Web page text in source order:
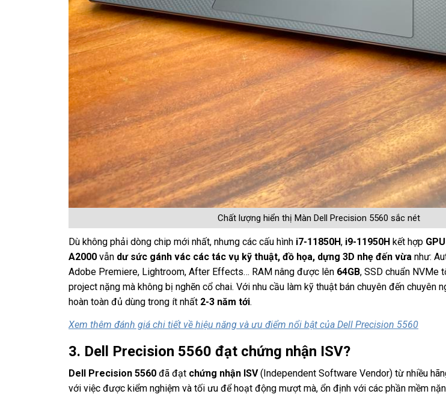
Chất lượng hiển thị Màn Dell Precision 5560 sắc nét
Dù không phải dòng chip mới nhất, nhưng các cấu hình i7-11850H, i9-11950H kết hợp
A2000 vẫn dư sức gánh vác các tác vụ kỹ thuật, đồ họa, dựng 3D nhẹ đến vừa như:
Adobe Premiere, Lightroom, After Effects… RAM nâng được lên 64GB, SSD chuẩn NVMe
project nặng mà không bị nghẽn cổ chai. Với nhu cầu làm kỹ thuật bán chuyên đến chuyên
hoàn toàn đủ dùng trong ít nhất 2-3 năm tới.
Xem thêm đánh giá chi tiết về hiệu năng và ưu điểm nổi bật của Dell Precision 5560
3. Dell Precision 5560 đạt chứng nhận ISV?
Dell Precision 5560 đã đạt chứng nhận ISV(Independent Software Vendor) từ nhiều
với việc được kiểm nghiệm và tối ưu để hoạt động mượt mà, ổn định với các phần mềm